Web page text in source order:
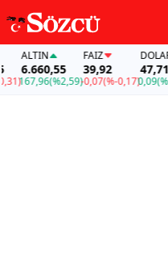
ALTIN
6.660,55
167,96(%2,59)
FAİZ
39,92
-0,07(%-0,17)
DOLAR
47,71
0,09